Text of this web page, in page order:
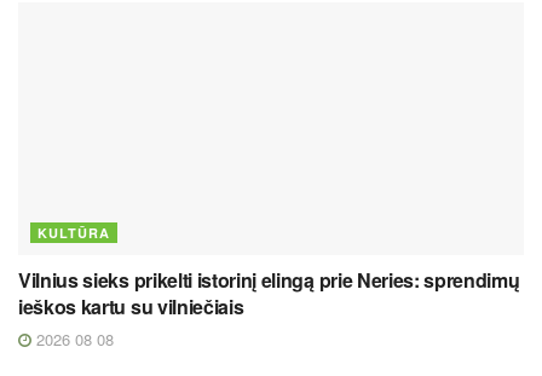
KULTŪRA
Vilnius sieks prikelti istorinį elingą prie Neries: sprendimų
ieškos kartu su vilniečiais
2026 08 08